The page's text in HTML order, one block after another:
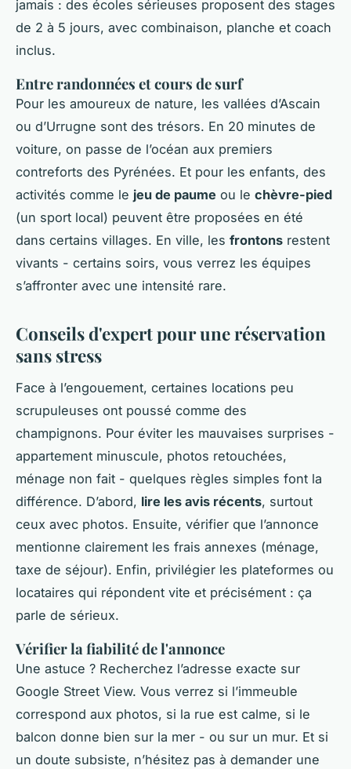
jamais : des écoles sérieuses proposent des stages
de 2 à 5 jours, avec combinaison, planche et coach
inclus.
Entre randonnées et cours de surf
Pour les amoureux de nature, les vallées d’Ascain
ou d’Urrugne sont des trésors. En 20 minutes de
voiture, on passe de l’océan aux premiers
contreforts des Pyrénées. Et pour les enfants, des
activités comme le jeu de paume ou le chèvre-pied
(un sport local) peuvent être proposées en été
dans certains villages. En ville, les frontons restent
vivants - certains soirs, vous verrez les équipes
s’affronter avec une intensité rare.
Conseils d'expert pour une réservation
sans stress
Face à l’engouement, certaines locations peu
scrupuleuses ont poussé comme des
champignons. Pour éviter les mauvaises surprises -
appartement minuscule, photos retouchées,
ménage non fait - quelques règles simples font la
différence. D’abord, lire les avis récents, surtout
ceux avec photos. Ensuite, vérifier que l’annonce
mentionne clairement les frais annexes (ménage,
taxe de séjour). Enfin, privilégier les plateformes ou
locataires qui répondent vite et précisément : ça
parle de sérieux.
Vérifier la fiabilité de l'annonce
Une astuce ? Recherchez l’adresse exacte sur
Google Street View. Vous verrez si l’immeuble
correspond aux photos, si la rue est calme, si le
balcon donne bien sur la mer - ou sur un mur. Et si
un doute subsiste, n’hésitez pas à demander une